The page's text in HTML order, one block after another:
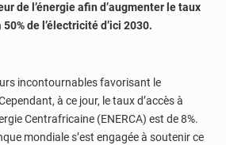
de l’énergie afin d’augmenter le taux
de l’électricité d’ici 2030.
incontournables favorisant le
à ce jour, le taux d’accès à
Centrafricaine (ENERCA) est de 8%.
mondiale s’est engagée à soutenir ce